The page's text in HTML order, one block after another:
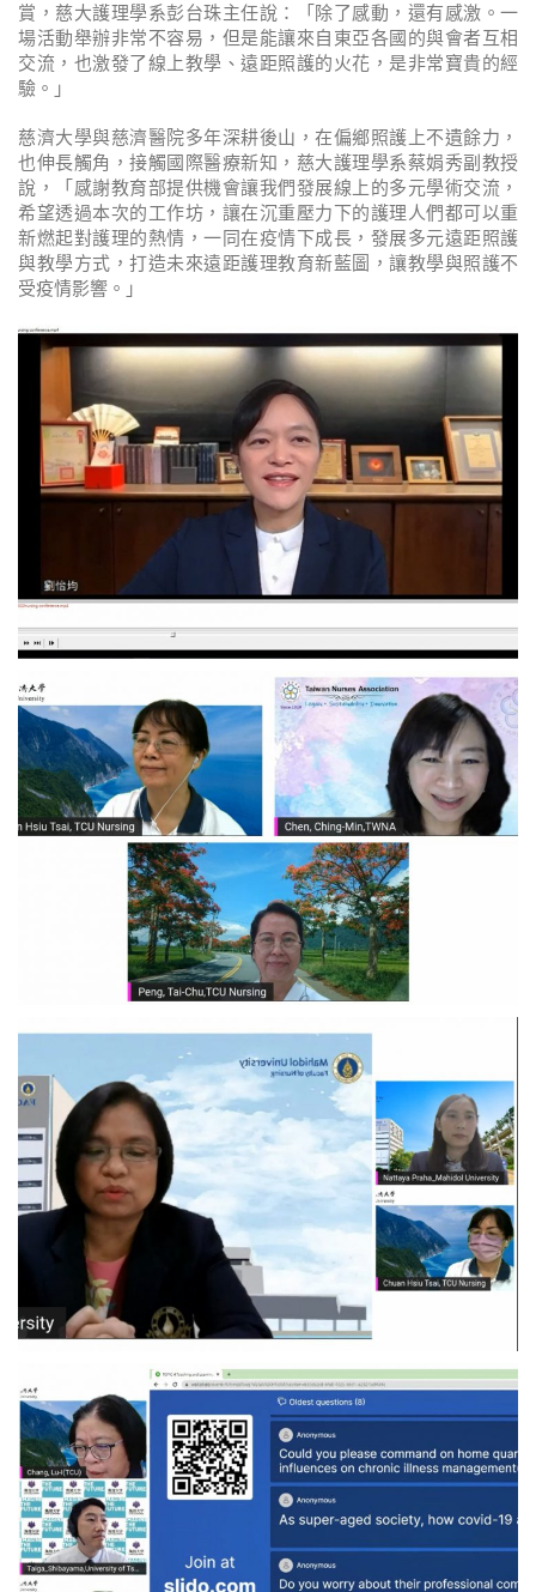
賞，慈大護理學系彭台珠主任說：「除了感動，還有感激。一
場活動舉辦非常不容易，但是能讓來自東亞各國的與會者互相
交流，也激發了線上教學、遠距照護的火花，是非常寶貴的經
驗。」
慈濟大學與慈濟醫院多年深耕後山，在偏鄉照護上不遺餘力，
也伸長觸角，接觸國際醫療新知，慈大護理學系蔡娟秀副教授
說，「感謝教育部提供機會讓我們發展線上的多元學術交流，
希望透過本次的工作坊，讓在沉重壓力下的護理人們都可以重
新燃起對護理的熱情，一同在疫情下成長，發展多元遠距照護
與教學方式，打造未來遠距護理教育新藍圖，讓教學與照護不
受疫情影響。」